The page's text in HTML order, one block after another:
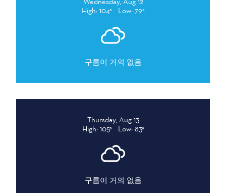
High: 104°
Low: 79°
구름이 거의 없음
Thursday, Aug 13
High: 105°
Low: 83°
구름이 거의 없음